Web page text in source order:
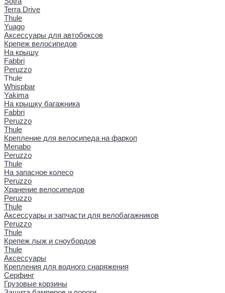
Terra Drive
Thule
Yuago
Аксессуары для автобоксов
Крепеж велосипедов
На крышу
Fabbri
Peruzzo
Thule
Whispbar
Yakima
На крышку багажника
Fabbri
Peruzzo
Thule
Крепление для велосипеда на фаркоп
Menabo
Peruzzo
Thule
На запасное колесо
Peruzzo
Хранение велосипедов
Peruzzo
Thule
Аксессуары и запчасти для велобагажников
Peruzzo
Thule
Крепеж лыж и сноубордов
Thule
Аксессуары
Крепления для водного снаряжения
Серфинг
Грузовые корзины